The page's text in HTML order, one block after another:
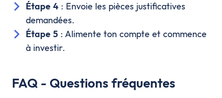
Étape 4 : Envoie les pièces justificatives
demandées.
Étape 5 : Alimente ton compte et commence
à investir.
FAQ - Questions fréquentes